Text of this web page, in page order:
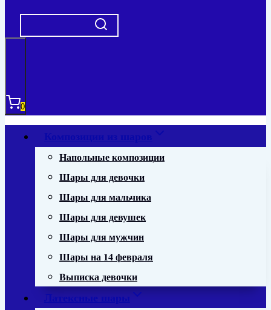
0
Композиции из шаров
Напольные композиции
Шары для девочки
Шары для мальчика
Шары для девушек
Шары для мужчин
Шары на 14 февраля
Выписка девочки
Латексные шары